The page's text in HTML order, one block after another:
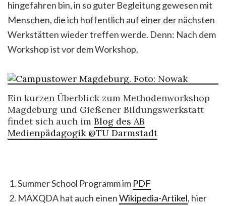
hingefahren bin, in so guter Begleitung gewesen mit
Menschen, die ich hoffentlich auf einer der nächsten
Werkstätten wieder treffen werde. Denn: Nach dem
Workshop ist vor dem Workshop.
Ein kurzen Überblick zum Methodenworkshop
Magdeburg und Gießener Bildungswerkstatt
findet sich auch im Blog des AB
Medienpädagogik @TU Darmstadt
Summer School Programm im PDF
MAXQDA hat auch einenWikipedia-Artikel, hier